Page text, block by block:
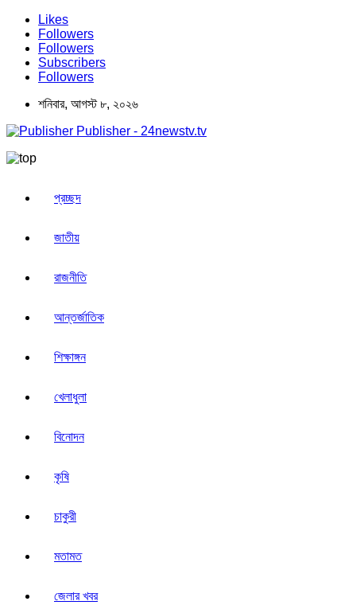
Likes
Followers
Followers
Subscribers
Followers
শনিবার, আগস্ট ৮, ২০২৬
Publisher - 24newstv.tv
প্রচ্ছদ
জাতীয়
রাজনীতি
আন্তর্জাতিক
শিক্ষাঙ্গন
খেলাধুলা
বিনোদন
কৃষি
চাকুরী
মতামত
জেলার খবর